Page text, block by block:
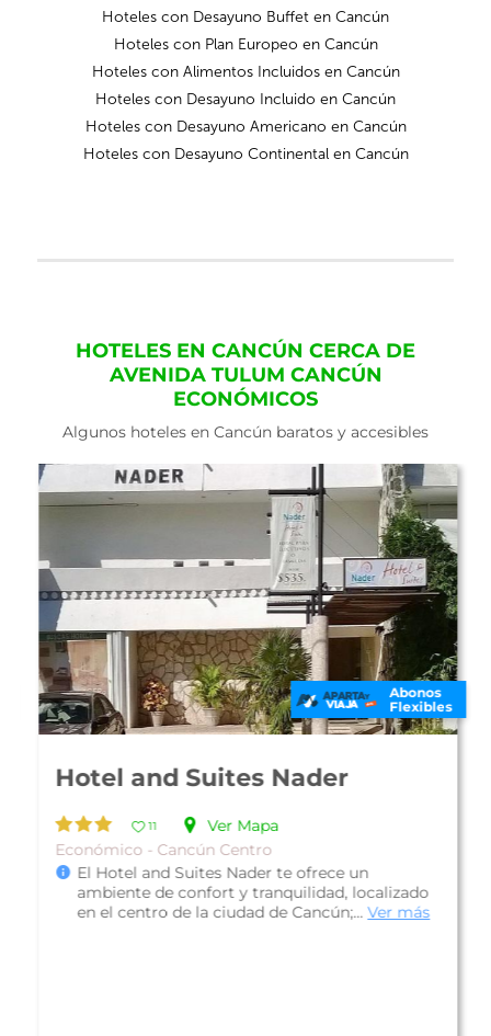
Hoteles con Desayuno Buffet en Cancún
Hoteles con Plan Europeo en Cancún
Hoteles con Alimentos Incluidos en Cancún
Hoteles con Desayuno Incluido en Cancún
Hoteles con Desayuno Americano en Cancún
Hoteles con Desayuno Continental en Cancún
HOTELES EN CANCÚN CERCA DE
AVENIDA TULUM CANCÚN
ECONÓMICOS
Algunos hoteles en Cancún baratos y accesibles
Abonos
Flexibles
Hotel and Suites Nader
11
Ver Mapa
Económico - Cancún Centro
El Hotel and Suites Nader te ofrece un
ambiente de confort y tranquilidad, localizado
en el centro de la ciudad de Cancún;... Ver más